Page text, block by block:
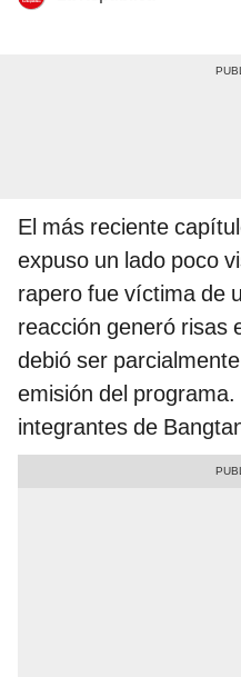
El más reciente
expuso un lado poco
rapero fue víctima de
reacción generó risas
debió ser
emisión del
integrantes de